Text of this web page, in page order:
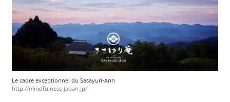
Le cadre exceptionnel du Sasayuri-Ann
http://mindfulness-japan.jp/